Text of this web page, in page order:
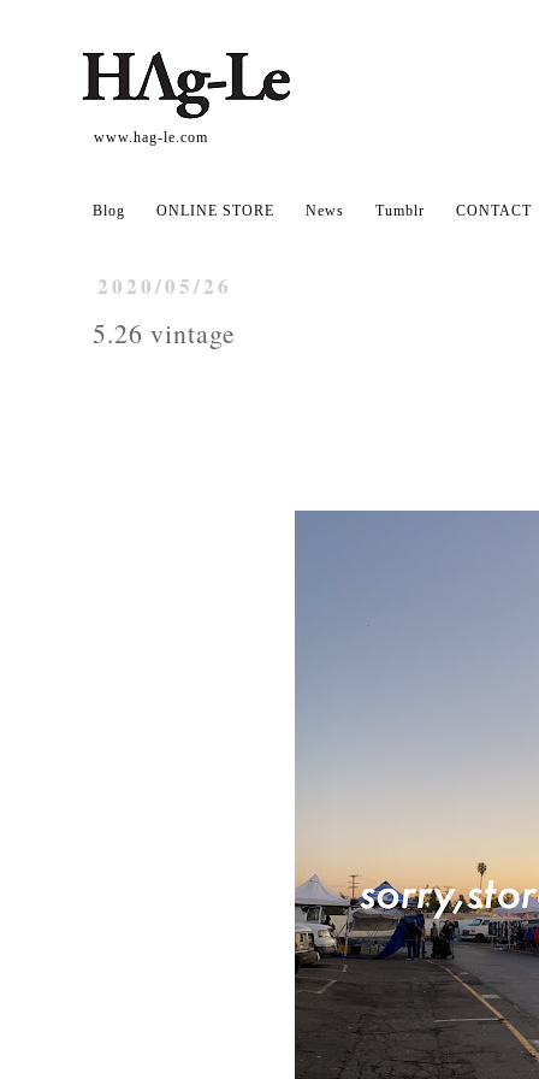
www.hag-le.com
Blog ONLINE STORE News Tumblr CONTACT
2020/05/26
5.26 vintage